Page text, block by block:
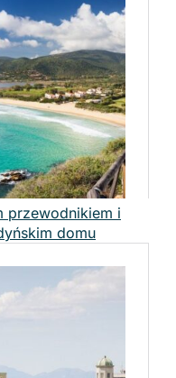
przewodnikiem i
domu